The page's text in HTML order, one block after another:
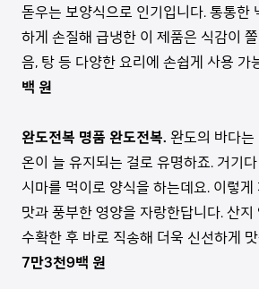
돋우는 보양식으로 인기입니다. 통통한
하게 손질해 급냉한 이 제품은 식감이
음, 탕 등 다양한 요리에 손쉽게 사용 가
백 원
완도전복 명품 완도전복. 완도의 바다는
온이 늘 유지되는 걸로 유명하죠. 거기
시마를 먹이로 양식을 하는데요. 이렇
맛과 풍부한 영양을 자랑한답니다. 산
수확한 후 바로 직송해 더욱 신선하게
7만3천9백 원